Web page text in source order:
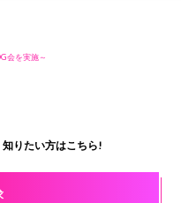
会を実施～
りたい方はこちら!